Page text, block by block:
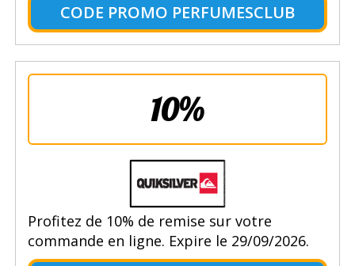
CODE PROMO PERFUMESCLUB
10%
Profitez de 10% de remise sur votre
commande en ligne. Expire le 29/09/2026.